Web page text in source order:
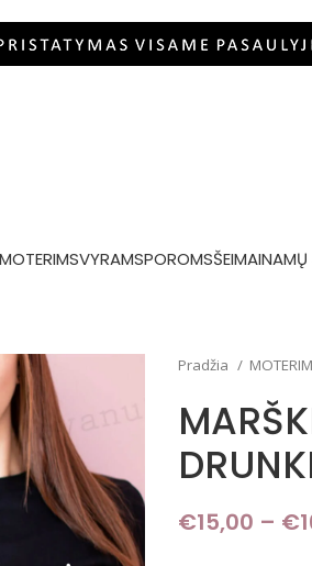
MOTERIMSVYRAMSPOROMSŠEIMAINAMŲ
Pradžia
€15,00 – €